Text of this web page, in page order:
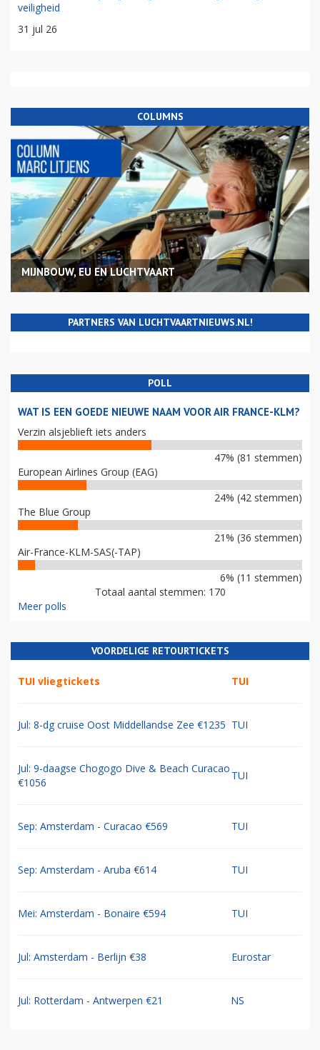
veiligheid
31 jul 26
COLUMNS
MIJNBOUW, EU EN LUCHTVAART
PARTNERS VAN LUCHTVAARTNIEUWS.NL!
POLL
WAT IS EEN GOEDE NIEUWE NAAM VOOR AIR FRANCE-KLM?
Verzin alsjeblieft iets anders
47% (81 stemmen)
European Airlines Group (EAG)
24% (42 stemmen)
The Blue Group
21% (36 stemmen)
Air-France-KLM-SAS(-TAP)
6% (11 stemmen)
Totaal aantal stemmen: 170
Meer polls
VOORDELIGE RETOURTICKETS
TUI vliegtickets TUI
Jul: 8-dg cruise Oost Middellandse Zee €1235 TUI
Jul: 9-daagse Chogogo Dive & Beach Curacao
€1056
TUI
Sep: Amsterdam - Curacao €569 TUI
Sep: Amsterdam - Aruba €614 TUI
Mei: Amsterdam - Bonaire €594 TUI
Jul: Amsterdam - Berlijn €38 Eurostar
Jul: Rotterdam - Antwerpen €21 NS